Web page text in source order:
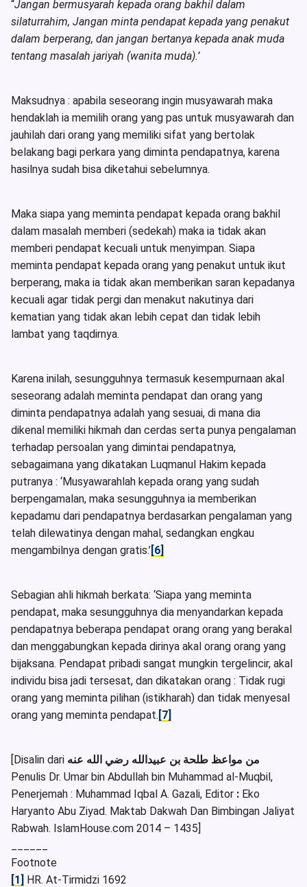
“Jangan bermusyarah kepada orang bakhil dalam
silaturrahim, Jangan minta pendapat kepada yang penakut
dalam berperang, dan jangan bertanya kepada anak muda
tentang masalah jariyah (wanita muda).’
Maksudnya : apabila seseorang ingin musyawarah maka
hendaklah ia memilih orang yang pas untuk musyawarah dan
jauhilah dari orang yang memiliki sifat yang bertolak
belakang bagi perkara yang diminta pendapatnya, karena
hasilnya sudah bisa diketahui sebelumnya.
Maka siapa yang meminta pendapat kepada orang bakhil
dalam masalah memberi (sedekah) maka ia tidak akan
memberi pendapat kecuali untuk menyimpan. Siapa
meminta pendapat kepada orang yang penakut untuk ikut
berperang, maka ia tidak akan memberikan saran kepadanya
kecuali agar tidak pergi dan menakut nakutinya dari
kematian yang tidak akan lebih cepat dan tidak lebih
lambat yang taqdirnya.
Karena inilah, sesungguhnya termasuk kesempurnaan akal
seseorang adalah meminta pendapat dan orang yang
diminta pendapatnya adalah yang sesuai, di mana dia
dikenal memiliki hikmah dan cerdas serta punya pengalaman
terhadap persoalan yang dimintai pendapatnya,
sebagaimana yang dikatakan Luqmanul Hakim kepada
putranya : ‘Musyawarahlah kepada orang yang sudah
berpengamalan, maka sesungguhnya ia memberikan
kepadamu dari pendapatnya berdasarkan pengalaman yang
telah dilewatinya dengan mahal, sedangkan engkau
mengambilnya dengan gratis.’[6]
Sebagian ahli hikmah berkata: ‘Siapa yang meminta
pendapat, maka sesungguhnya dia menyandarkan kepada
pendapatnya beberapa pendapat orang orang yang berakal
dan menggabungkan kepada dirinya akal orang orang yang
bijaksana. Pendapat pribadi sangat mungkin tergelincir, akal
individu bisa jadi tersesat, dan dikatakan orang : Tidak rugi
orang yang meminta pilihan (istikharah) dan tidak menyesal
orang yang meminta pendapat. [7]
[Disalin dari من مواعظ طلحة بن عبيدالله رضي الله عنه
Penulis Dr. Umar bin Abdullah bin Muhammad al-Muqbil,
Penerjemah : Muhammad Iqbal A. Gazali, Editor : Eko
Haryanto Abu Ziyad. Maktab Dakwah Dan Bimbingan Jaliyat
Rabwah. IslamHouse.com 2014 – 1435]
Footnote
[1] HR. At-Tirmidzi 1692